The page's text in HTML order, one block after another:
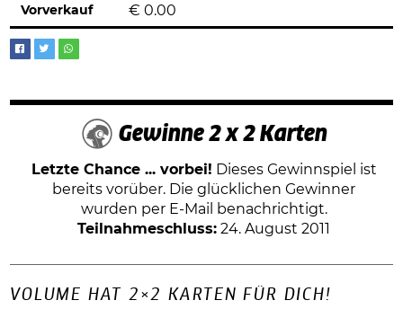
Vorverkauf € 0.00
Gewinne 2 x 2 Karten
Letzte Chance ... vorbei! Dieses Gewinnspiel ist
bereits vorüber. Die glücklichen Gewinner
wurden per E-Mail benachrichtigt.
Teilnahmeschluss: 24. August 2011
VOLUME HAT 2×2 KARTEN FÜR DICH!